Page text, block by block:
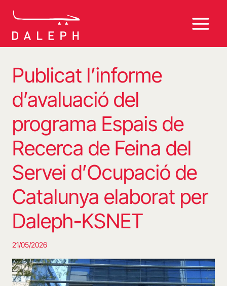
Publicat l’informe
d’avaluació del
programa Espais de
Recerca de Feina del
Servei d’Ocupació de
Catalunya elaborat per
Daleph-KSNET
21/05/2026